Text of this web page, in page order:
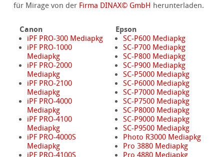
für Mirage von der Firma DINAX© GmbH herunterladen.
Canon
iPF PRO-300 Mediapkg
iPF PRO-1000
Mediapkg
iPF PRO-2000
Mediapkg
iPF PRO-2100
Mediapkg
iPF PRO-4000
Mediapkg
iPF PRO-4100
Mediapkg
iPF PRO-4000S
Mediapkg
iPF PRO-4100S
Epson
SC-P600 Mediapkg
SC-P700 Mediapkg
SC-P800 Mediapkg
SC-P900 Mediapkg
SC-P5000 Mediapkg
SC-P6000 Mediapkg
SC-P7000 Mediapkg
SC-P7500 Mediapkg
SC-P8000 Mediapkg
SC-P9000 Mediapkg
SC-P9500 Mediapkg
Photo R3000 Mediapkg
Pro 3880 Mediapkg
Pro 4880 Mediapkg